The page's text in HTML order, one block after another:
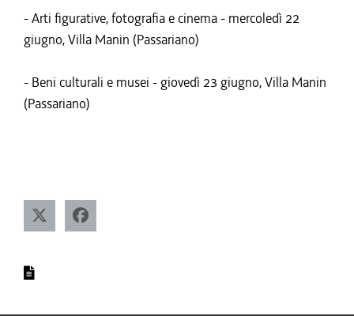
- Arti figurative, fotografia e cinema - mercoledì 22
giugno, Villa Manin (Passariano)
- Beni culturali e musei - giovedì 23 giugno, Villa Manin
(Passariano)